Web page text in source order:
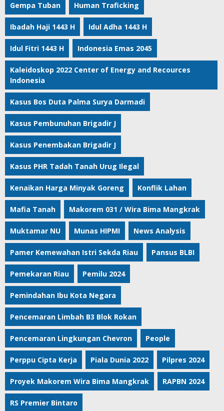
Gempa Tuban Human Traficking
Ibadah Haji 1443 H Idul Adha 1443 H
Idul Fitri 1443 H Indonesia Emas 2045
Kaleidoskop 2022 Center of Energy and Recources
Indonesia
Kasus Bos Duta Palma Surya Darmadi
Kasus Pembunuhan Brigadir J
Kasus Penembakan Brigadir J
Kasus PHR Tadah Tanah Urug Ilegal
Kenaikan Harga Minyak Goreng Konflik Lahan
Mafia Tanah Makorem 031 / Wira Bima Mangkrak
Muktamar NU Munas HIPMI News Analysis
Pamer Kemewahan Istri Sekda Riau Pansus BLBI
Pemekaran Riau Pemilu 2024
Pemindahan Ibu Kota Negara
Pencemaran Limbah B3 Blok Rokan
Pencemaran Lingkungan Chevron People
Perppu Cipta Kerja Piala Dunia 2022 Pilpres 2024
Proyek Makorem Wira Bima Mangkrak RAPBN 2024
RS Premier Bintaro